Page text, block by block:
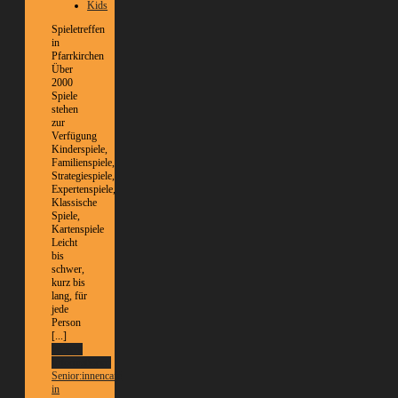
Kids
Spieletreffen
in
Pfarrkirchen
Über
2000
Spiele
stehen
zur
Verfügung
Kinderspiele,
Familienspiele,
Strategiespiele,
Expertenspiele,
Klassische
Spiele,
Kartenspiele
Leicht
bis
schwer,
kurz bis
lang, für
jede
Person
[...]
Senior:innencafé
in